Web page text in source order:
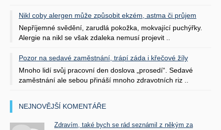
Nikl coby alergen může způsobit ekzém, astma či průjem
Nepříjemné svědění, zarudlá pokožka, mokvající puchýřky.
Alergie na nikl se však zdaleka nemusí projevit ..
Pozor na sedavé zaměstnání, trápí záda i křečové žíly
Mnoho lidí svůj pracovní den doslova „prosedí“. Sedavé
zaměstnání ale sebou přináší mnoho zdravotních riz ..
NEJNOVĚJŠÍ KOMENTÁŘE
Zdravím, také bych se rád seznámil z někým za